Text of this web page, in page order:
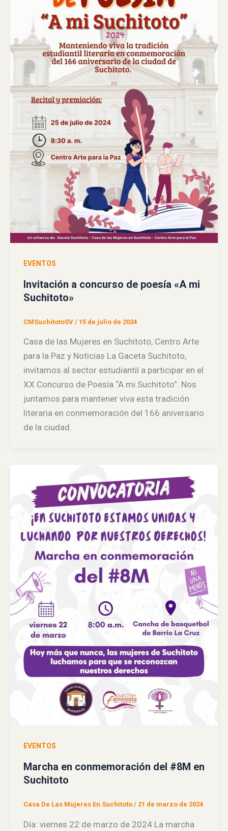
EVENTOS
Invitación a concurso de poesía «A mi
Suchitoto»
CMSuchitotoSV / 15 de julio de 2024
Casa de las Mujeres en Suchitoto, Centro Arte
para la Paz y Noticias La Gaceta Suchitoto,
invitamos al sector estudiantil a participar en el
XX Concurso de Poesía “A mi Suchitoto”. Nos
juntamos para mantener viva esta tradición
literaria en conmemoración del 166 aniversario
de la ciudad.
EVENTOS
Marcha en conmemoración del #8M en
Suchitoto
Casa De Las Mujeres En Suchitoto / 21 de marzo de 2024
Día: viernes 22 de marzo de 2024 La marcha